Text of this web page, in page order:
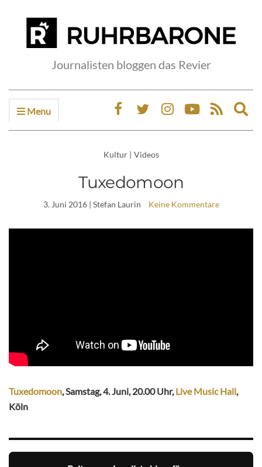
Journalisten bloggen das Revier
Menu
Kultur | Videos
Tuxedomoon
3. Juni 2016| Stefan Laurin Keine Kommentare
Tuxedomoon, Samstag, 4. Juni, 20.00 Uhr,Live Music Hall,
Köln